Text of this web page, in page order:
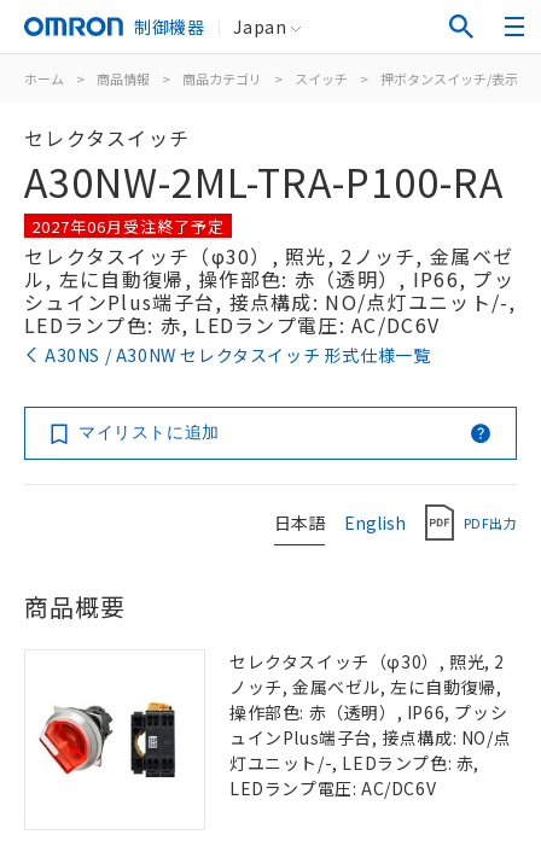
制御機器 Japan
ホーム > 商品情報 > 商品カテゴリ > スイッチ > 押ボタンスイッチ/表示灯
セレクタスイッチ
A30NW-2ML-TRA-P100-RA
2027年06月受注終了予定
セレクタスイッチ（φ30）, 照光, 2ノッチ, 金属ベゼ
ル, 左に自動復帰, 操作部色: 赤（透明）, IP66, プッ
シュインPlus端子台, 接点構成: NO/点灯ユニット/-,
LEDランプ色: 赤, LEDランプ電圧: AC/DC6V
A30NS / A30NW セレクタスイッチ 形式仕様一覧
マイリストに追加
日本語 English PDF出力
商品概要
セレクタスイッチ（φ30）, 照光, 2
ノッチ, 金属ベゼル, 左に自動復帰,
操作部色: 赤（透明）, IP66, プッシ
ュインPlus端子台, 接点構成: NO/点
灯ユニット/-, LEDランプ色: 赤,
LEDランプ電圧: AC/DC6V